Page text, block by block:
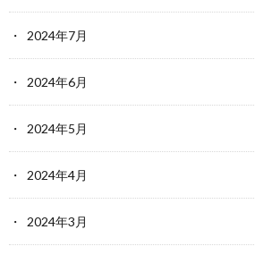
2024年7月
2024年6月
2024年5月
2024年4月
2024年3月